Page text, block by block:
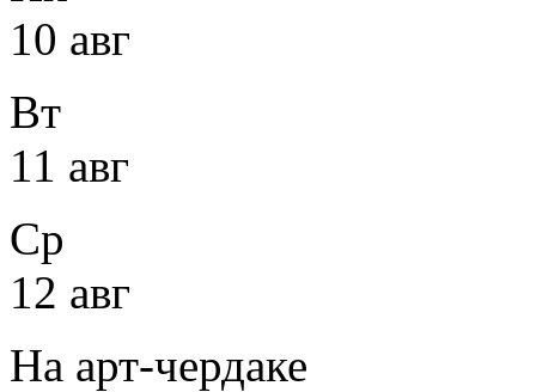
10 авг
Вт
11 авг
Ср
12 авг
На арт-чердаке